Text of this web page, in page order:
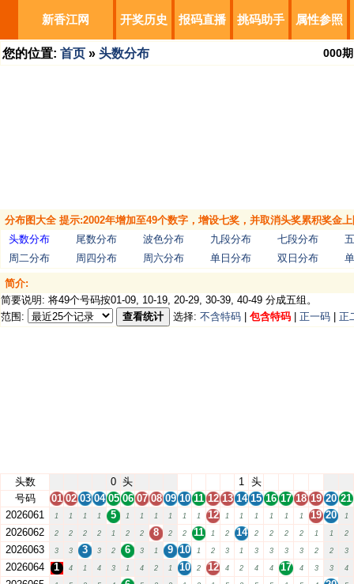
新香江网 开奖历史 报码直播 挑码助手 属性参照
您的位置: 首页 » 头数分布 000期
分布图大全 提示:2002年增加至49个数字，增设七奖，并取消头奖累积奖金
头数分布
尾数分布 波色分布 九段分布 七段分布
周二分布
周四分布 周六分布 单日分布 双日分布
简介:
简要说明: 将49个号码按01-09, 10-19, 20-29, 30-39, 40-49 分成五组。
范围:
查看统计 选择: 不含特码 包含特码 正一码 正
头数 0 头 1 头
号码
01 02 03 04 05 06 07 08 09 10 11 12 13 14 15 16 17 18 19 20 21
2026061
1 1 1 1 5 1 1 1 1 1 1 12 1 1 1 1 1 1 19 20 1
2026062 2 2 2 2 1 2 2 8 2 2 11 1 2 14 2 2 2 2 1 1 2
2026063 3 3 3 3 2 6 3 1 9 10 1 2 3 1 3 3 3 3 2 2 3
2026064 1 4 1 4 3 1 4 2 1 10 2 12 4 2 4 4 17 4 3 3 4